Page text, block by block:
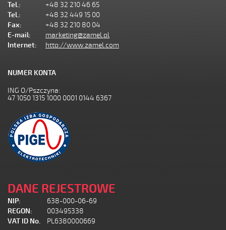
Tel.:
+48 32 210 46 65
Tel.:
+48 32 449 15 00
Fax:
+48 32 210 80 04
E-mail:
marketing@zamel.pl
Internet:
http://www.zamel.com
NUMER KONTA
ING O/Pszczyna:
47 1050 1315 1000 0001 0144 6367
DANE REJESTROWE
NIP:
638-000-06-69
REGON:
003495338
VAT ID No.
PL6380000669